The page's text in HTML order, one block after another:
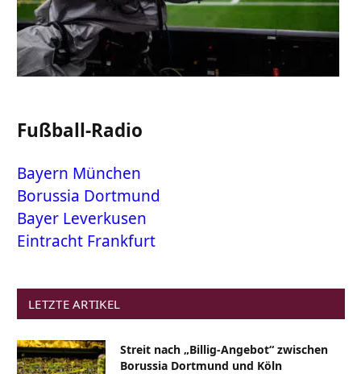
Fußball-Radio
Bayern München
Borussia Dortmund
Bayer Leverkusen
Eintracht Frankfurt
LETZTE ARTIKEL
Streit nach „Billig-Angebot“ zwischen
Borussia Dortmund und Köln